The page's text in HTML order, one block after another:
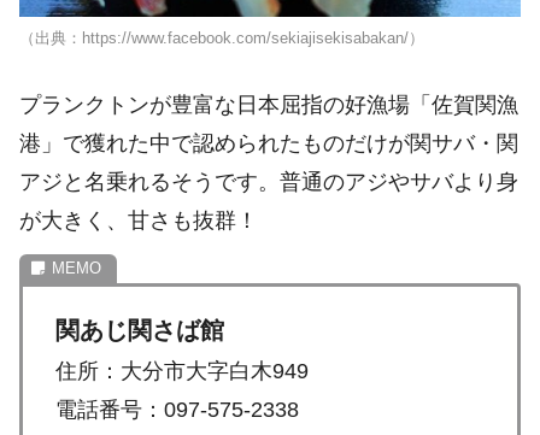
（出典：https://www.facebook.com/sekiajisekisabakan/）
プランクトンが豊富な日本屈指の好漁場「佐賀関漁
港」で獲れた中で認められたものだけが関サバ・関
アジと名乗れるそうです。普通のアジやサバより身
が大きく、甘さも抜群！
関あじ関さば館
住所：大分市大字白木949
電話番号：097-575-2338